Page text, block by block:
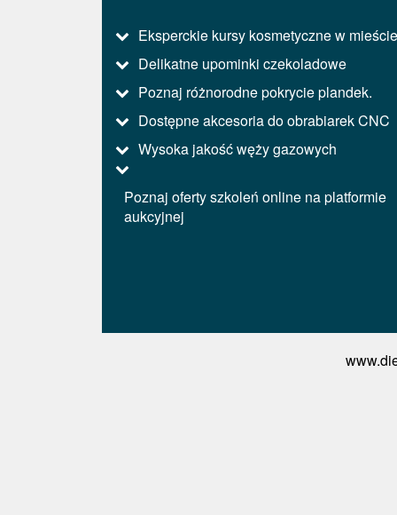
Eksperckie kursy kosmetyczne w mieście
Delikatne upominki czekoladowe
Poznaj różnorodne pokrycie plandek.
Dostępne akcesoria do obrabiarek CNC
Wysoka jakość węży gazowych
Poznaj oferty szkoleń online na platformie
aukcyjnej